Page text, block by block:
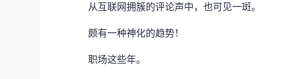
从互联网拥簇的评论声中，也可见一斑。
颇有一种神化的趋势！
职场这些年。